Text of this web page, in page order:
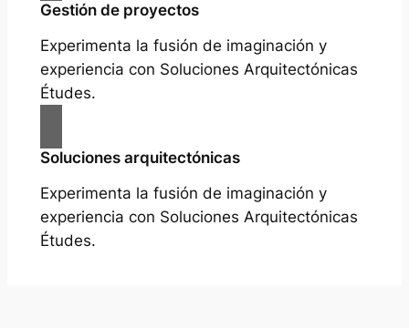
Gestión de proyectos
Experimenta la fusión de imaginación y
experiencia con Soluciones Arquitectónicas
Études.
Soluciones arquitectónicas
Experimenta la fusión de imaginación y
experiencia con Soluciones Arquitectónicas
Études.